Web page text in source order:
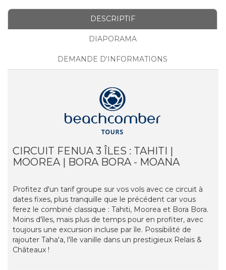
DESCRIPTIF
DIAPORAMA
DEMANDE D'INFORMATIONS
CIRCUIT FENUA 3 ÎLES : TAHITI |
MOOREA | BORA BORA - MOANA
Profitez d'un tarif groupe sur vos vols avec ce circuit à
dates fixes, plus tranquille que le précédent car vous
ferez le combiné classique : Tahiti, Moorea et Bora Bora.
Moins d'îles, mais plus de temps pour en profiter, avec
toujours une excursion incluse par île. Possibilité de
rajouter Taha'a, l'île vanille dans un prestigieux Relais &
Châteaux !